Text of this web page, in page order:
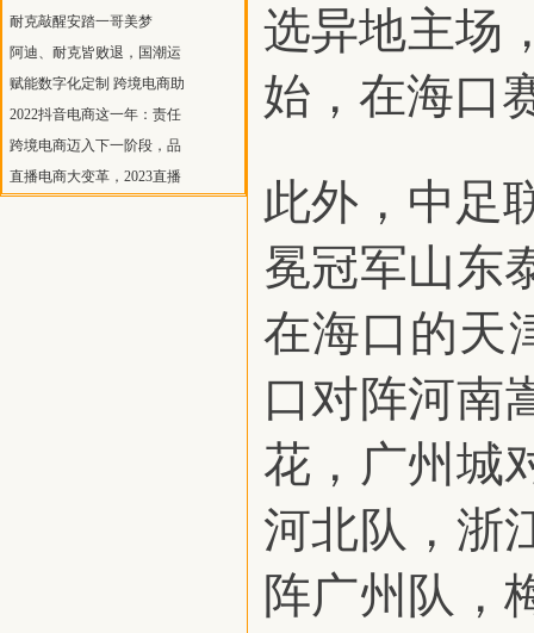
耐克敲醒安踏一哥美梦
阿迪、耐克皆败退，国潮运
赋能数字化定制 跨境电商助
2022抖音电商这一年：责任
跨境电商迈入下一阶段，品
直播电商大变革，2023直播
选异地主场
始，在海口
此外，中足
冕冠军山东
在海口的天
口对阵河南
花，广州城
河北队，浙
阵广州队，